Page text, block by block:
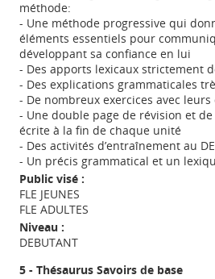
méthode:
- Une méthode progressive qui
éléments essentiels pour
développant sa confiance en lui
- Des apports lexicaux strictement
- Des explications grammaticales
- De nombreux exercices avec leurs
- Une double page de révision et
écrite à la fin de chaque unité
- Des activités d’entraînement au
- Un précis grammatical et un
Public visé :
FLE JEUNES
FLE ADULTES
Niveau :
DEBUTANT
5 - Thésaurus Savoirs de base